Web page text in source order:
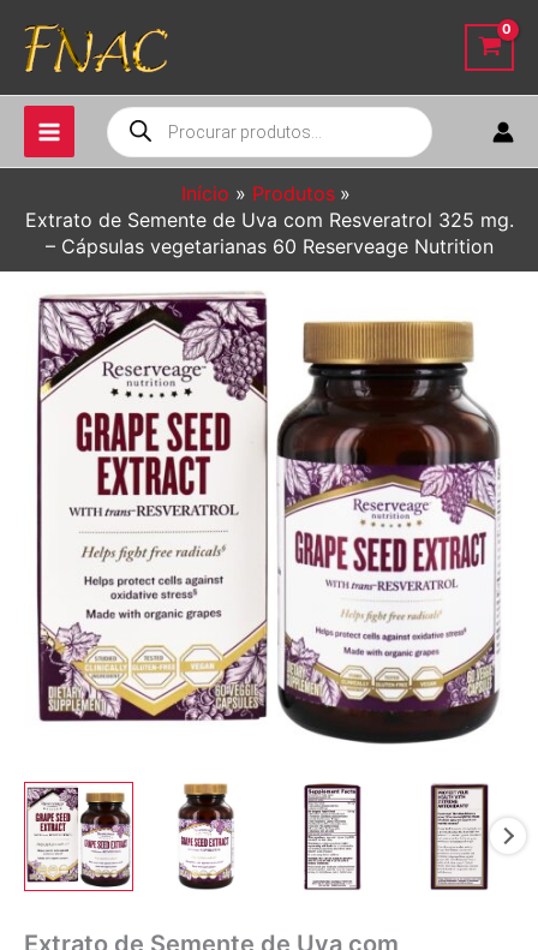
para
conteúdo
Pesquisar
produtos
Início
Produtos
Extrato de Semente de Uva com Resveratrol 325 mg.
– Cápsulas vegetarianas 60 Reserveage Nutrition
Extrato de Semente de Uva com